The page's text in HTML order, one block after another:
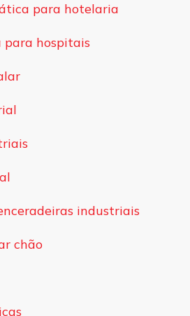
para hotelaria
hospitais
industriais
chão